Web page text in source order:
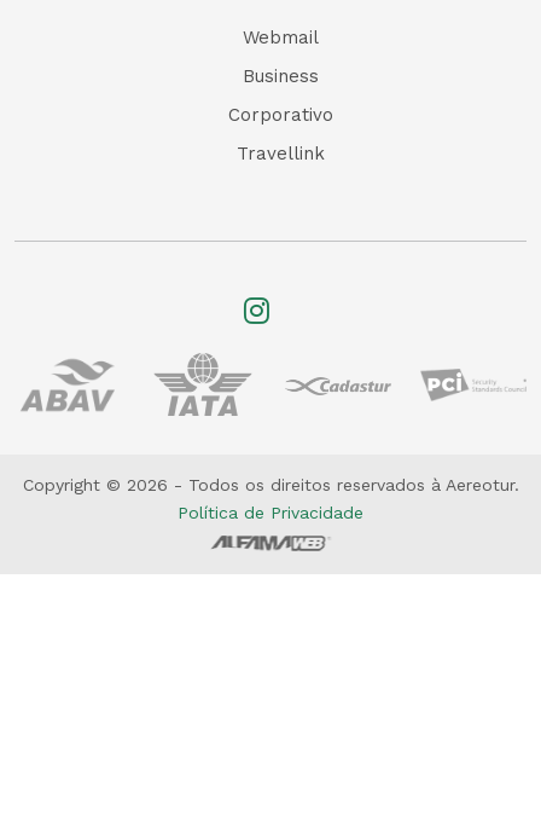
Webmail
Business
Corporativo
Travellink
Copyright © 2026 - Todos os direitos reservados à Aereotur.
Política de Privacidade